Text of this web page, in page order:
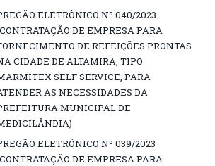
ELETRÔNICO Nº 040/2023
DE EMPRESA PARA
DE REFEIÇÕES PRONTAS
CIDADE DE ALTAMIRA, TIPO
SELF SERVICE, PARA
AS NECESSIDADES DA
MUNICIPAL DE
ELETRÔNICO Nº 039/2023
DE EMPRESA PARA